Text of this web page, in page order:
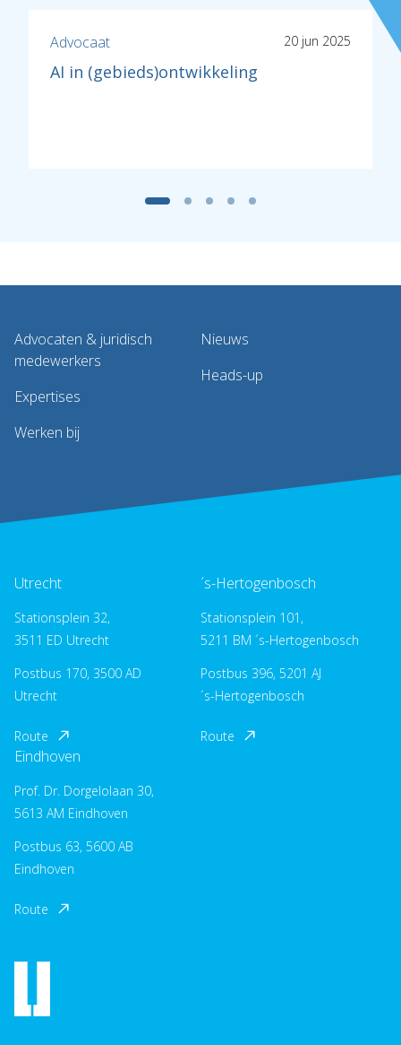
Advocaat 20 jun 2025
AI in (gebieds)ontwikkeling
Advocaten & juridisch
medewerkers
Expertises
Werken bij
Nieuws
Heads-up
Utrecht
Stationsplein 32,
3511 ED Utrecht
Postbus 170, 3500 AD
Utrecht
Route
´s-Hertogenbosch
Stationsplein 101,
5211 BM ´s-Hertogenbosch
Postbus 396, 5201 AJ
´s-Hertogenbosch
Route
Eindhoven
Prof. Dr. Dorgelolaan 30,
5613 AM Eindhoven
Postbus 63, 5600 AB
Eindhoven
Route